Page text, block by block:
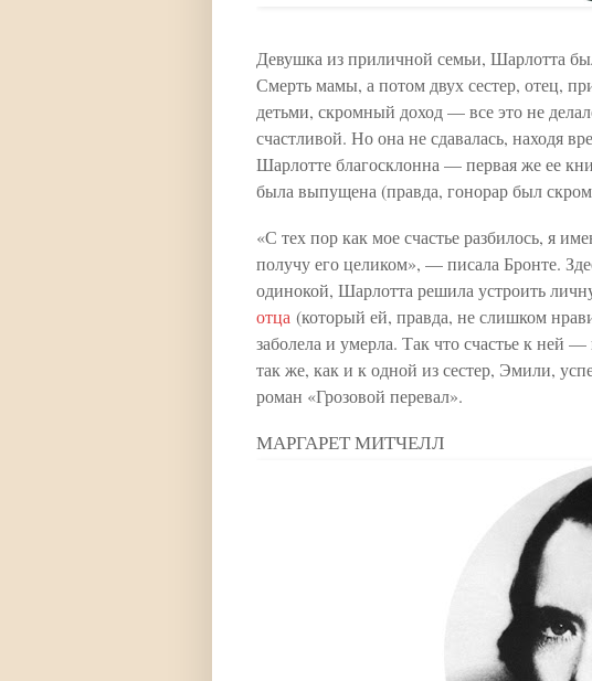
Девушка из приличной семьи, Шарлотта
Смерть мамы, а потом двух сестер, отец,
детьми, скромный доход — все это не
счастливой. Но она не сдавалась, находя
Шарлотте благосклонна — первая же ее
была выпущена (правда, гонорар был
«С тех пор как мое счастье разбилось, я
получу его целиком», — писала Бронте.
одинокой, Шарлотта решила устроить
отца (который ей, правда, не слишком
заболела и умерла. Так что счастье к
так же, как и к одной из сестер, Эмили,
роман «Грозовой перевал».
МАРГАРЕТ МИТЧЕЛЛ